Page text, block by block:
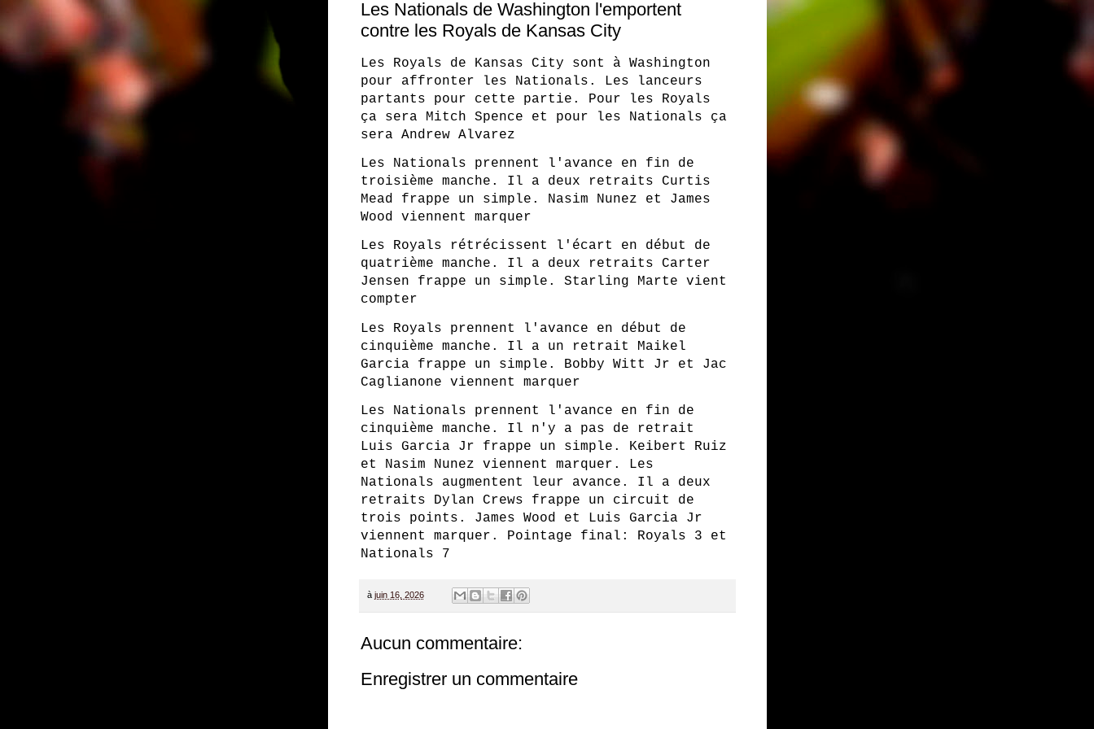
Les Nationals de Washington l'emportent
contre les Royals de Kansas City
Les Royals de Kansas City sont à Washington
pour affronter les Nationals. Les lanceurs
partants pour cette partie. Pour les Royals
ça sera Mitch Spence et pour les Nationals ça
sera Andrew Alvarez
Les Nationals prennent l'avance en fin de
troisième manche. Il a deux retraits Curtis
Mead frappe un simple. Nasim Nunez et James
Wood viennent marquer
Les Royals rétrécissent l'écart en début de
quatrième manche. Il a deux retraits Carter
Jensen frappe un simple. Starling Marte vient
compter
Les Royals prennent l'avance en début de
cinquième manche. Il a un retrait Maikel
Garcia frappe un simple. Bobby Witt Jr et Jac
Caglianone viennent marquer
Les Nationals prennent l'avance en fin de
cinquième manche. Il n'y a pas de retrait
Luis Garcia Jr frappe un simple. Keibert Ruiz
et Nasim Nunez viennent marquer. Les
Nationals augmentent leur avance. Il a deux
retraits Dylan Crews frappe un circuit de
trois points. James Wood et Luis Garcia Jr
viennent marquer. Pointage final: Royals 3 et
Nationals 7
à juin 16, 2026
Aucun commentaire:
Enregistrer un commentaire